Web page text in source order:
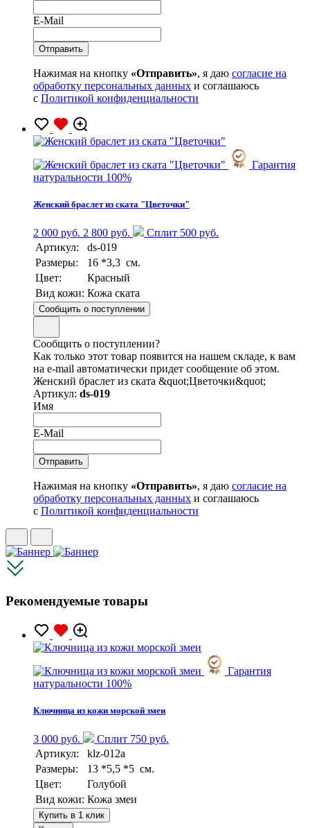
E-Mail
Нажимая на кнопку «Отправить», я даю согласие на
обработку персональных данных и соглашаюсь
с Политикой конфиденциальности
Гарантия
натуральности 100%
Женский браслет из ската "Цветочки"
2 000 руб. 2 800 руб.
Сплит 500 руб.
Артикул:
ds-019
Размеры:
16 *3,3 см.
Цвет:
Красный
Вид кожи: Кожа ската
Сообщить о поступлении
Сообщить о поступлении?
Как только этот товар появится на нашем складе, к вам
на e-mail автоматически придет сообщение об этом.
Женский браслет из ската &quot;Цветочки&quot;
Артикул: ds-019
Имя
E-Mail
Нажимая на кнопку «Отправить», я даю согласие на
обработку персональных данных и соглашаюсь
с Политикой конфиденциальности
Рекомендуемые товары
Гарантия
натуральности 100%
Ключница из кожи морской змеи
3 000 руб.
Сплит 750 руб.
Артикул:
klz-012a
Размеры:
13 *5,5 *5 см.
Цвет:
Голубой
Вид кожи: Кожа змеи
Купить в 1 клик